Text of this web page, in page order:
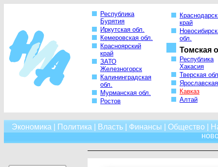
Республика
Бурятия
Иркутская обл.
Кемеровская обл.
Красноярский
край
ЗАТО
Железногорск
Калининградская
обл.
Мурманская обл.
Ростов
край
обл.
Томская
Республика
Хакасия
Тверская
Кавказ
Алтай
Экономика Политика Власть| Финансы Общество